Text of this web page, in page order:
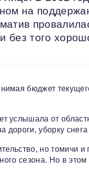
на
без того
бюджет
услышала от
дороги, уборку
но томичи и
сезона. Но в